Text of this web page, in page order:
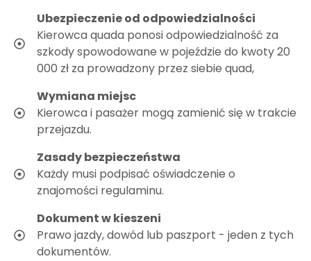
Ubezpieczenie od odpowiedzialności
Kierowca quada ponosi odpowiedzialność za
szkody spowodowane w pojeździe do kwoty 20
000 zł za prowadzony przez siebie quad,
Wymiana miejsc
Kierowca i pasażer mogą zamienić się w trakcie
przejazdu.
Zasady bezpieczeństwa
Każdy musi podpisać oświadczenie o
znajomości regulaminu.
Dokument w kieszeni
Prawo jazdy, dowód lub paszport - jeden z tych
dokumentów.